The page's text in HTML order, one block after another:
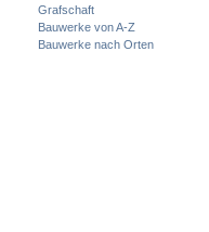
Grafschaft
Bauwerke von A-Z
Bauwerke nach Orten